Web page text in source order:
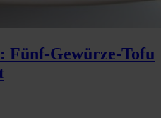
Fünf-Gewürze-Tofu